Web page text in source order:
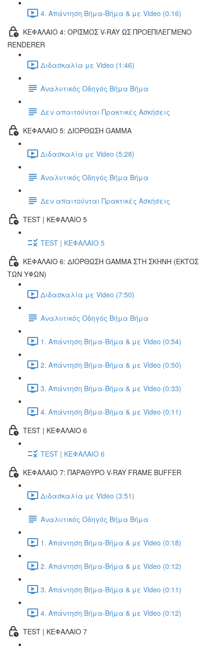
4. Απάντηση Βήμα-Βήμα & με Video (0:16)
ΚΕΦΑΛΑΙΟ 4: ΟΡΙΣΜΟΣ V-RAY ΩΣ ΠΡΟΕΠΙΛΕΓΜΕΝΟ
RENDERER
Διδασκαλία με Video (1:46)
Αναλυτικός Οδηγός Βήμα Βήμα
Δεν απαιτούνται Πρακτικές Ασκήσεις
ΚΕΦΑΛΑΙΟ 5: ΔΙΟΡΘΩΣΗ GAMMA
Διδασκαλία με Video (5:28)
Αναλυτικός Οδηγός Βήμα Βήμα
Δεν απαιτούνται Πρακτικές Ασκήσεις
TEST | ΚΕΦΑΛΑΙΟ 5
TEST | ΚΕΦΑΛΑΙΟ 5
ΚΕΦΑΛΑΙΟ 6: ΔΙΟΡΘΩΣΗ GAMMA ΣΤΗ ΣΚΗΝΗ (ΕΚΤOΣ
ΤΩΝ ΥΦΩΝ)
Διδασκαλία με Video (7:50)
Αναλυτικός Οδηγός Βήμα Βήμα
1. Απάντηση Βήμα-Βήμα & με Video (0:54)
2. Απάντηση Βήμα-Βήμα & με Video (0:50)
3. Απάντηση Βήμα-Βήμα & με Video (0:33)
4. Απάντηση Βήμα-Βήμα & με Video (0:11)
TEST | ΚΕΦΑΛΑΙΟ 6
TEST | ΚΕΦΑΛΑΙΟ 6
ΚΕΦΑΛΑΙΟ 7: ΠΑΡΑΘΥΡΟ V-RAY FRAME BUFFER
Διδασκαλία με Video (3:51)
Αναλυτικός Οδηγός Βήμα Βήμα
1. Απάντηση Βήμα-Βήμα & με Video (0:18)
2. Απάντηση Βήμα-Βήμα & με Video (0:12)
3. Απάντηση Βήμα-Βήμα & με Video (0:11)
4. Απάντηση Βήμα-Βήμα & με Video (0:12)
TEST | ΚΕΦΑΛΑΙΟ 7